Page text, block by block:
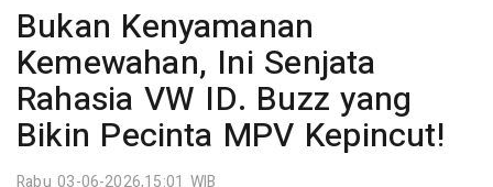
Bukan Kenyamanan
Kemewahan, Ini Senjata
Rahasia VW ID. Buzz yang
Bikin Pecinta MPV Kepincut!
Rabu 03-06-2026,15:01 WIB